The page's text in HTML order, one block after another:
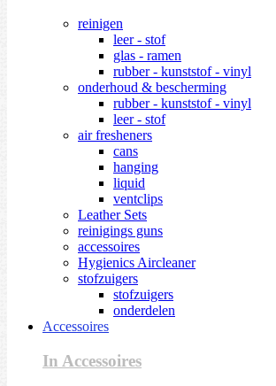
reinigen
leer - stof
glas - ramen
rubber - kunststof - vinyl
onderhoud & bescherming
rubber - kunststof - vinyl
leer - stof
air fresheners
cans
hanging
liquid
ventclips
Leather Sets
reinigings guns
accessoires
Hygienics Aircleaner
stofzuigers
stofzuigers
onderdelen
Accessoires
In Accessoires